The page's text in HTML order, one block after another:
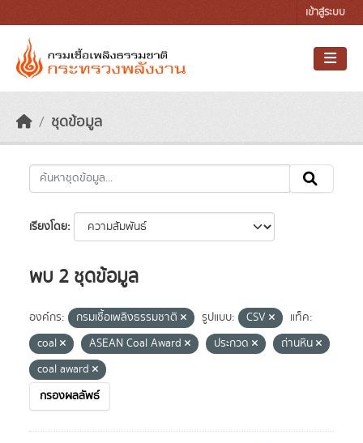
เข้าสู่ระบบ
ชุดข้อมูล
เรียงโดย
พบ 2 ชุดข้อมูล
องค์กร: กรมเชื้อเพลิงธรรมชาติ รูปแบบ: CSV
แท็ค:
coal
ASEAN Coal Award ประกวด
ถ่านหิน
coal award
กรองผลลัพธ์